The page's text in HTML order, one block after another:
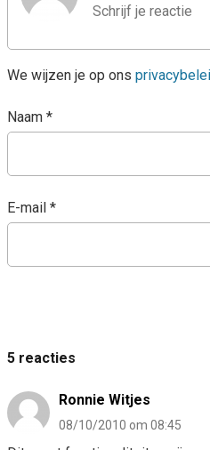
We wijzen je op ons
Naam *
E-mail *
5 reacties
Ronnie Witjes
08/10/2010 om 08:45